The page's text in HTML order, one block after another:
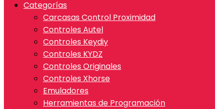
Categorías
Carcasas Control Proximidad
Controles Autel
Controles Keydiy
Controles KYDZ
Controles Originales
Controles Xhorse
Emuladores
Herramientas de Programación